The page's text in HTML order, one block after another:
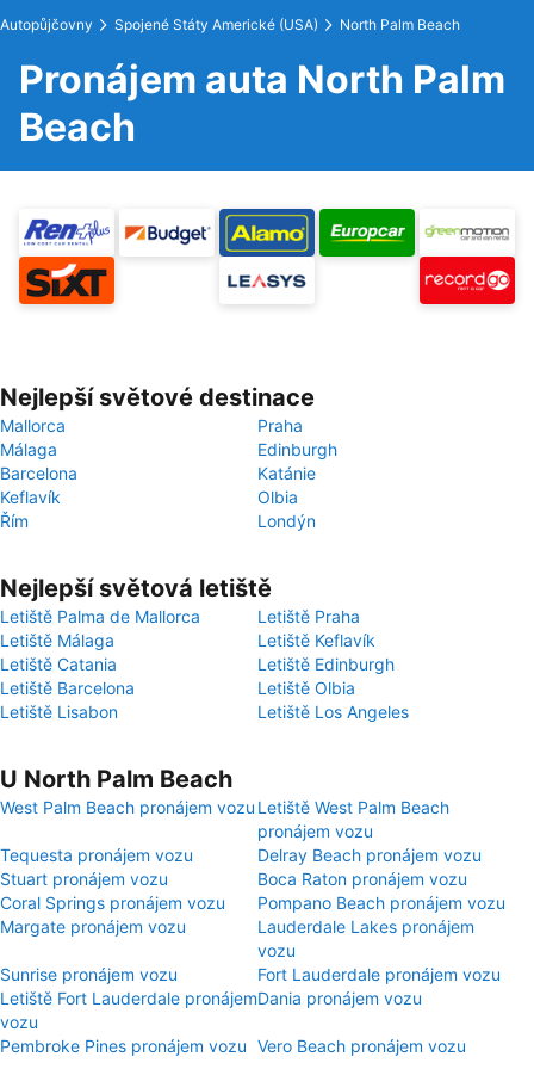
Autopůjčovny Spojené Státy Americké (USA) North Palm Beach
Pronájem auta North Palm
Beach
Nejlepší světové destinace
Mallorca
Praha
Málaga
Edinburgh
Barcelona
Katánie
Keflavík
Olbia
Řím
Londýn
Nejlepší světová letiště
Letiště Palma de Mallorca
Letiště Praha
Letiště Málaga
Letiště Keflavík
Letiště Catania
Letiště Edinburgh
Letiště Barcelona
Letiště Olbia
Letiště Lisabon
Letiště Los Angeles
U North Palm Beach
West Palm Beach pronájem vozu Letiště West Palm Beach
pronájem vozu
Tequesta pronájem vozu
Delray Beach pronájem vozu
Stuart pronájem vozu
Boca Raton pronájem vozu
Coral Springs pronájem vozu
Pompano Beach pronájem vozu
Margate pronájem vozu
Lauderdale Lakes pronájem
vozu
Sunrise pronájem vozu
Fort Lauderdale pronájem vozu
Letiště Fort Lauderdale pronájem
vozu
Dania pronájem vozu
Pembroke Pines pronájem vozu Vero Beach pronájem vozu